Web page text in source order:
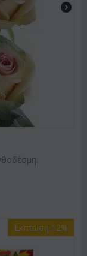
Έκπτωση 12%